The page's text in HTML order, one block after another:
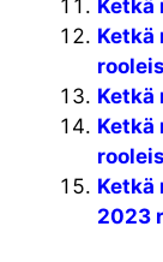
Ketkä
Ketkä
Ketkä
Ketkä
Ketkä
2023